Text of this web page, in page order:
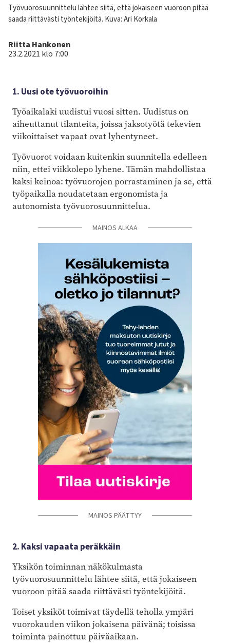
Kuvateksti
Työvuorosuunnittelu lähtee siitä, että jokaiseen vuoroon pitää
saada riittävästi työntekijöitä. Kuva: Ari Korkala
Kirjoittaja
Riitta Hankonen
23.2.2021 klo 7:00
1. Uusi ote työvuoroihin
Työaikalaki uudistui vuosi sitten. Uudistus on
aiheuttanut tilanteita, joissa jaksotyötä tekevien
viikoittaiset vapaat ovat lyhentyneet.
Työvuorot voidaan kuitenkin suunnitella edelleen
niin, ettei viikkolepo lyhene. Tämän mahdollistaa
kaksi keinoa: työvuorojen porrastaminen ja se, että
työpaikalla noudatetaan ergonomista ja
autonomista työvuorosuunnittelua.
MAINOS ALKAA
MAINOS PÄÄTTYY
2. Kaksi vapaata peräkkäin
Yksikön toiminnan näkökulmasta
työvuorosuunnittelu lähtee siitä, että jokaiseen
vuoroon pitää saada riittävästi työntekijöitä.
Toiset yksiköt toimivat täydellä teholla ympäri
vuorokauden viikon jokaisena päivänä; toisissa
toiminta painottuu päiväaikaan.